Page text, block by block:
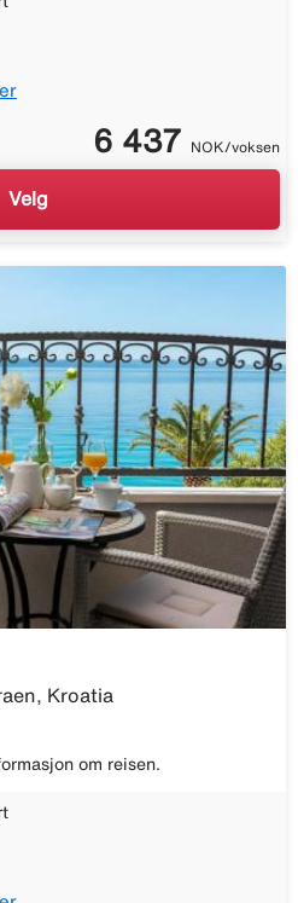
6 437 NOK/voksen
Velg
Kroatia
om reisen.